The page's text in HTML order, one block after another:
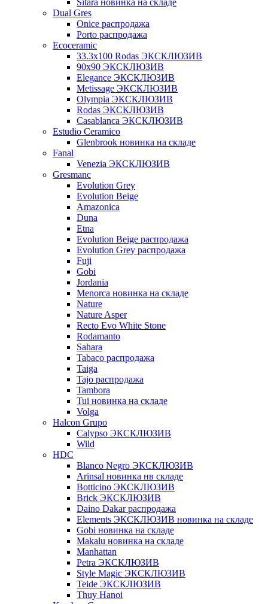
Sitara новинка на складе
Dual Gres
Onice распродажа
Porto распродажа
Ecoceramic
33.3х100 Rodas ЭКСКЛЮЗИВ
90x90 ЭКСКЛЮЗИВ
Elegance ЭКСКЛЮЗИВ
Metissage ЭКСКЛЮЗИВ
Olympia ЭКСКЛЮЗИВ
Rodas ЭКСКЛЮЗИВ
Сasablanca ЭКСКЛЮЗИВ
Estudio Ceramico
Glenbrook новинка на складе
Fanal
Venezia ЭКСКЛЮЗИВ
Gresmanc
Evolution Grey
Evolution Beige
Amazonica
Duna
Etna
Evolution Beige распродажа
Evolution Grey распродажа
Fuji
Gobi
Jordania
Menorca новинка на складе
Nature
Nature Asper
Recto Evo White Stone
Rodamanto
Sahara
Tabaco распродажа
Taiga
Tajo распродажа
Tambora
Tui новинка на складе
Volga
Halcon Grupo
Calypso ЭКСКЛЮЗИВ
Wild
HDC
Blanco Negro ЭКСКЛЮЗИВ
Arinsal новинка нв складе
Botticino ЭКСКЛЮЗИВ
Brick ЭКСКЛЮЗИВ
Daino Dakar распродажа
Elements ЭКСКЛЮЗИВ новинка на складе
Gobi новинка на складе
Makalu новинка на складе
Manhattan
Petra ЭКСКЛЮЗИВ
Style Magic ЭКСКЛЮЗИВ
Teide ЭКСКЛЮЗИВ
Thuy Hanoi